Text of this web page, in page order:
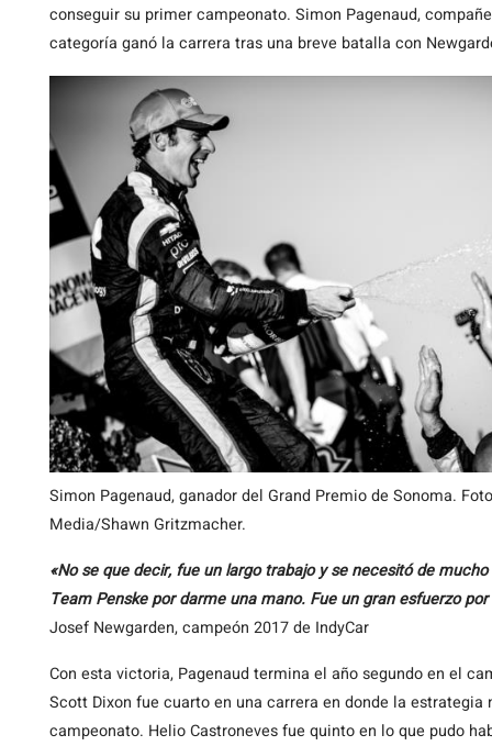
conseguir su primer campeonato. Simon Pagenaud,
categoría ganó la carrera tras una breve batalla con
Simon Pagenaud, ganador del Grand Premio de Sonoma.
Media/Shawn Gritzmacher.
«No se que decir, fue un largo trabajo y se necesitó de
Team Penske por darme una mano. Fue un gran esfuerzo
Josef Newgarden, campeón 2017 de IndyCar
Con esta victoria, Pagenaud termina el año segundo en el
Scott Dixon fue cuarto en una carrera en donde la
campeonato. Helio Castroneves fue quinto en lo que pudo